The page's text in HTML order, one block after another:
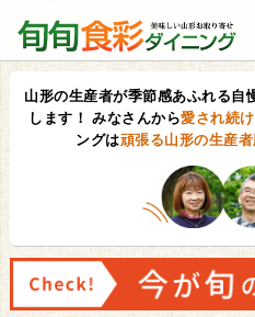
山形の生産者が季節感あふれる自
します！ みなさんから愛され続
ングは頑張る山形の生産